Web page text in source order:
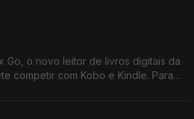
Go, o novo leitor de livros digitais da
competir com Kobo e Kindle. Para